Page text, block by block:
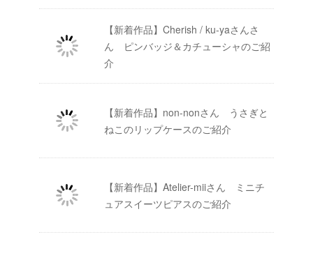
【新着作品】Cherish / ku-yaさんさ
ん ピンバッジ＆カチューシャのご紹
介
【新着作品】non-nonさん うさぎと
ねこのリップケースのご紹介
【新着作品】Atelier-miiさん ミニチ
ュアスイーツピアスのご紹介